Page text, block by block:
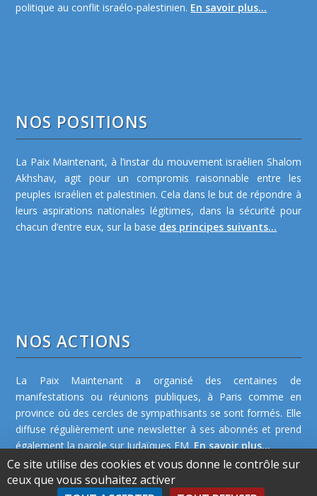
politique au conflit israélo-palestinien. En savoir plus...
NOS POSITIONS
La Paix Maintenant, à l’instar du mouvement israélien Shalom
Akhshav, agit pour un compromis raisonnable entre les
peuples israélien et palestinien. Cela dans le but de répondre à
leurs aspirations nationales légitimes, dans la sécurité pour
chacun d’entre eux, sur la base des principes suivants...
NOS ACTIONS
La Paix Maintenant a organisé des centaines de
manifestations ou réunions publiques, à Paris comme en
province où des cercles de sympathisants se sont formés. Elle
diffuse régulièrement une newsletter à ses abonnés et prend
également la parole sur Judaïques FM.En savoir plus...
Ce site utilise des cookies et vous donne le contrôle sur
ceux que vous souhaitez activer